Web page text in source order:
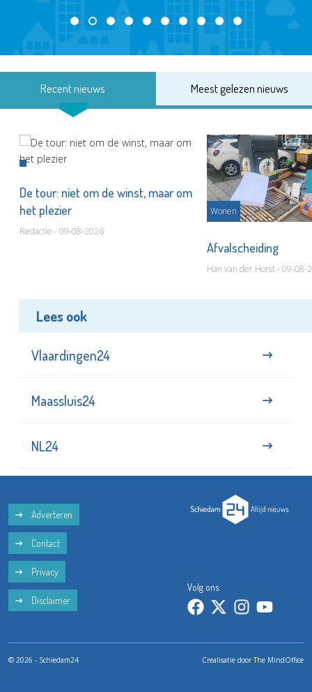
Recent nieuws Meest gelezen nieuws
De tour: niet om de winst, maar om
het plezier
Redactie - 09-08-2026
Wonen
Afvalscheiding
Han van der Horst - 09-08-
Lees ook
Vlaardingen24
Maassluis24
NL24
Adverteren
Contact
Privacy
Disclaimer
Volg ons:
© 2026 - Schiedam24 Crealisatie doorThe MindOffice